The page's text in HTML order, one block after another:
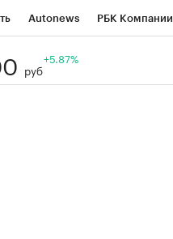
Autonews РБК Компании
Визионеры
руб
+5.87%